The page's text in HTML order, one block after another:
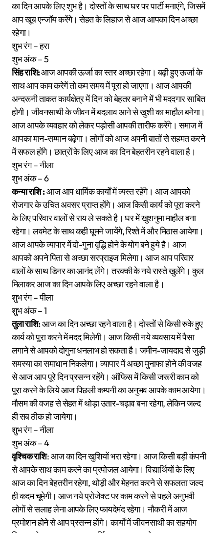
का दिन आपके लिए शुभ है। दोस्तों के साथ घर पर पार्टी मनाएंगे, जिसमें
आप खूब एन्जॉय करेंगे। सेहत के लिहाज से आज आपका दिन अच्छा
रहेगा।
शुभ रंग – हरा
शुभ अंक – 5
सिंह राशि:आज आपकी ऊर्जा का स्तर अच्छा रहेगा। बढ़ी हुए ऊर्जा के
साथ आप काम करेगें तो कम समय में पूरा हो जाएगा। आज आपकी
अन्दरूनी ताकत कार्यक्षेत्र में दिन को बेहतर बनाने में भी मददगार साबित
होगी। जीवनसाथी के जीवन में बदलाव आने से खुशी का माहौल बनेगा।
आज आपके व्यवहार को लेकर पड़ोसी आपकी तारीफ करेंगे। समाज में
आपका मान-सम्मान बढ़ेगा। लोगों को आज अपनी बातों से सहमत करने
में सफल होंगे। छात्रों के लिए आज का दिन बेहतरीन रहने वाला है।
शुभ रंग – नीला
शुभ अंक – 6
कन्या राशि :आज आप धार्मिक कार्यों में व्यस्त रहेंगे। आज आपको
रोजगार के उचित अवसर प्राप्त होंगे। आज किसी कार्य को पूरा करने
के लिए परिवार वालों से राय ले सकते है। घर में खुशनुमा माहौल बना
रहेगा। लवमेट के साथ कही घूमने जायेंगे, रिश्ते में और मिठास आयेगा।
आज आपके व्यापार में दो-गुना वृद्धि होने के योग बने हुये है। आज
आपको अपने पिता से अच्छा सरप्राइज मिलेगा। आज आप परिवार
वालों के साथ डिनर का आनंद लेंगे। तरक्की के नये रास्ते खुलेंगे। कुल
मिलाकर आज का दिन आपके लिए अच्छा रहने वाला है।
शुभ रंग – पीला
शुभ अंक – 1
तुला राशि:आज का दिन अच्छा रहने वाला है। दोस्तों से किसी रुके हुए
कार्य को पूरा करने में मदद मिलेगी। आज किसी नये व्यवसाय में पैसा
लगाने से आपको दोगुना धनलाभ हो सकता है। जमीन-जायदाद से जुड़ी
समस्या का समाधान निकलेगा। व्यापार में अच्छा मुनाफा होने की वजह
से आज आप पूरे दिन प्रसन्न रहेंगे। ऑफिस में किसी जरूरी काम को
पूरा करने के लिये आज पिछली कम्पनी का अनुभव आपके काम आयेगा।
मौसम की वजह से सेहत में थोड़ा उतार-चढ़ाव बना रहेगा, लेकिन जल्द
ही सब ठीक हो जायेगा।
शुभ रंग – नीला
शुभ अंक – 4
वृश्चिक राशि: आज का दिन खुशियों भरा रहेगा। आज किसी बड़ी कंपनी
से आपके साथ काम करने का प्रपोजल आयेगा। विद्यार्थियों के लिए
आज का दिन बेहतरीन रहेगा, थोड़ी और मेहनत करने से सफलता जल्द
ही कदम चूमेगी। आज नये प्रोजेक्ट पर काम करने से पहले अनुभवी
लोगों से सलाह लेना आपके लिए फायदेमंद रहेगा। नौकरी में आज
प्रमोशन होने से आप प्रसन्न होंगे। कार्यों में जीवनसाथी का सहयोग